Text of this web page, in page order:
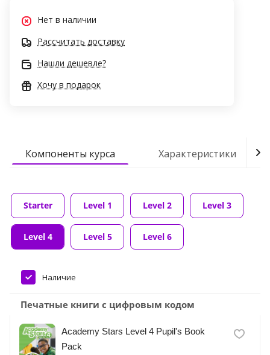
Нет в наличии
Рассчитать доставку
Нашли дешевле?
Хочу в подарок
Компоненты курса Характеристики
Starter Level 1 Level 2 Level 3
Level 4 Level 5 Level 6
Наличие
Печатные книги с цифровым кодом
Academy Stars Level 4 Pupil's Book
Pack